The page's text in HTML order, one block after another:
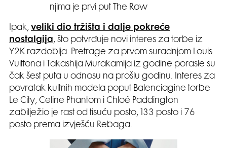
njima je prvi put The Row
Ipak, veliki dio tržišta i dalje pokreće
nostalgija, što potvrđuje novi interes za torbe iz
Y2K razdoblja. Pretrage za prvom suradnjom Louis
Vuittona i Takashija Murakamija iz godine porasle su
čak šest puta u odnosu na prošlu godinu. Interes za
povratak kultnih modela poput Balenciagine torbe
Le City, Celine Phantom i Chloé Paddington
zabilježio je rast od tisuću posto, 133 posto i 76
posto prema izvješću Rebaga.